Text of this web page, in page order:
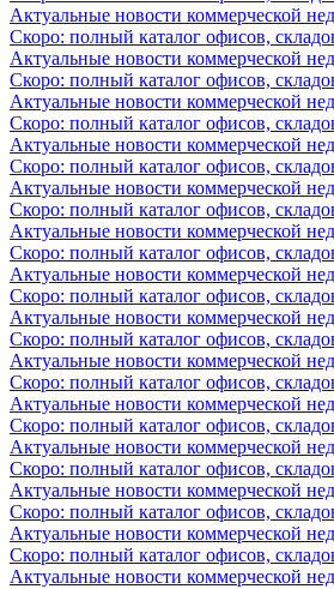
Актуальные новости коммерческой
Скоро: полный каталог офисов,
Актуальные новости коммерческой
Скоро: полный каталог офисов,
Актуальные новости коммерческой
Скоро: полный каталог офисов,
Актуальные новости коммерческой
Скоро: полный каталог офисов,
Актуальные новости коммерческой
Скоро: полный каталог офисов,
Актуальные новости коммерческой
Скоро: полный каталог офисов,
Актуальные новости коммерческой
Скоро: полный каталог офисов,
Актуальные новости коммерческой
Скоро: полный каталог офисов,
Актуальные новости коммерческой
Скоро: полный каталог офисов,
Актуальные новости коммерческой
Скоро: полный каталог офисов,
Актуальные новости коммерческой
Скоро: полный каталог офисов,
Актуальные новости коммерческой
Скоро: полный каталог офисов,
Актуальные новости коммерческой
Скоро: полный каталог офисов,
Актуальные новости коммерческой